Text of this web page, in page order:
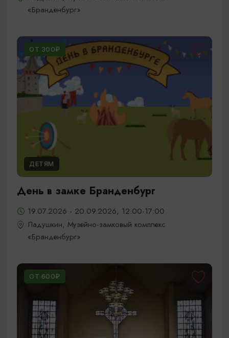
«Бранденбург»
ОТ 300₽
ДЕТЯМ
День в замке Бранденбург
19.07.2026 - 20.09.2026, 12:00-17:00
Ладушкин, Музейно-замковый комплекс
«Бранденбург»
ОТ 600₽